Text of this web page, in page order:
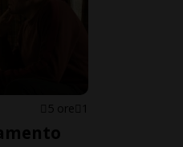
5 ore 1